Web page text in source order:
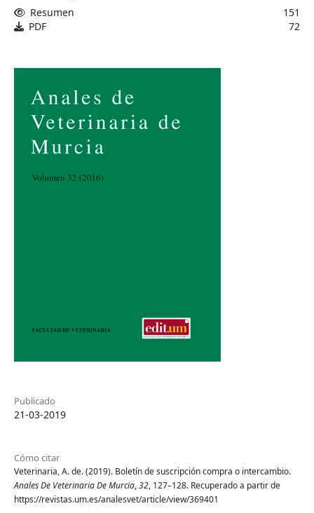
Resumen
151
PDF
72
Publicado
21-03-2019
Cómo citar
Veterinaria, A. de. (2019). Boletín de suscripción compra o intercambio.
Anales De Veterinaria De Murcia,32, 127–128. Recuperado a partir de
https://revistas.um.es/analesvet/article/view/369401